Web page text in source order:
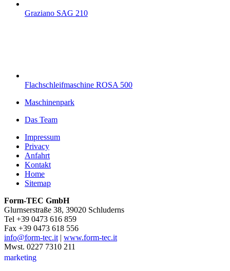
Graziano SAG 210
Flachschleifmaschine ROSA 500
Maschinenpark
Das Team
Impressum
Privacy
Anfahrt
Kontakt
Home
Sitemap
Form-TEC GmbH
Glurnserstraße 38, 39020 Schluderns
Tel +39 0473 616 859
Fax +39 0473 618 556
info@form-tec.it | www.form-tec.it
Mwst. 0227 7310 211
marketing